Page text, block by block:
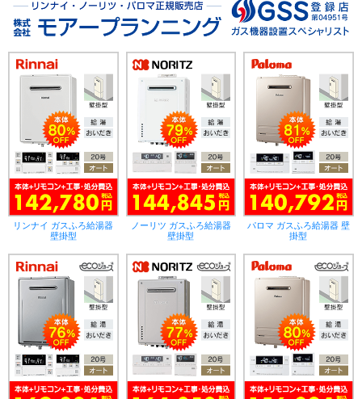
リンナイ ガスふろ給湯器
壁掛型
ノーリツ ガスふろ給湯器
壁掛型
パロマ ガスふろ給湯器 壁
掛型